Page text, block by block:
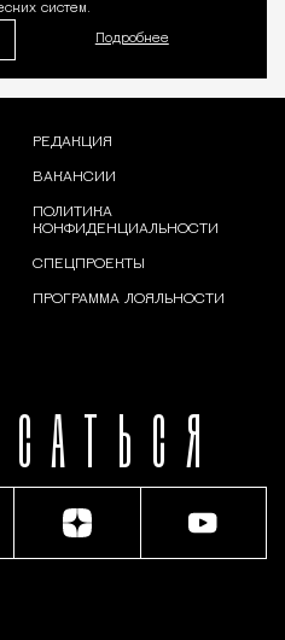
систем.
Подробнее
РЕДАКЦИЯ
ВАКАНСИИ
ПОЛИТИКА
КОНФИДЕНЦИАЛЬНОСТИ
СПЕЦПРОЕКТЫ
ПРОГРАММА ЛОЯЛЬНОСТИ